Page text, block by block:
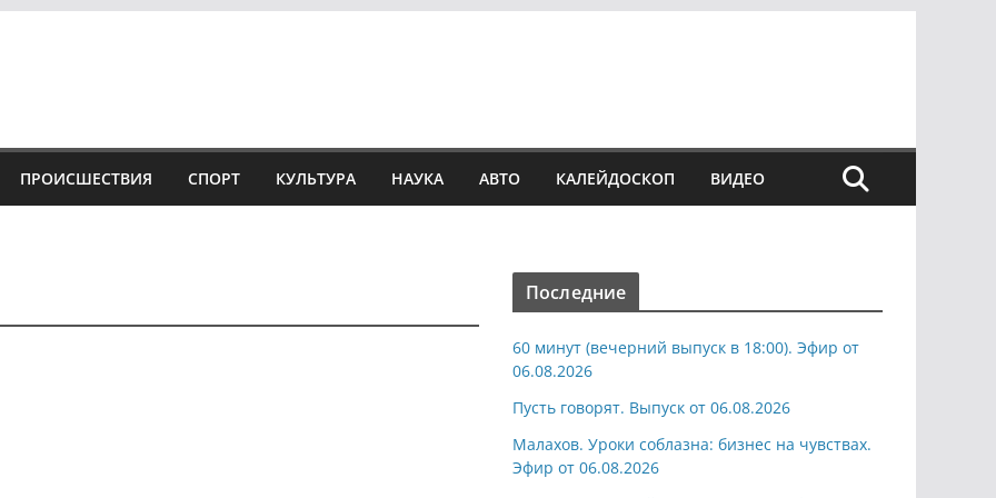
ПРОИСШЕСТВИЯ СПОРТ КУЛЬТУРА НАУКА АВТО КАЛЕЙДОСКОП ВИДЕО
Последние
60 минут (вечерний выпуск в 18:00). Эфир от
06.08.2026
Пусть говорят. Выпуск от 06.08.2026
Малахов. Уроки соблазна: бизнес на чувствах.
Эфир от 06.08.2026